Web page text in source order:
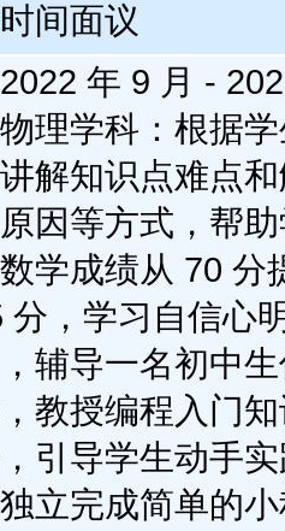
时间面议
年 9 月 -
理学科：根据
解知识点难点
因等方式，帮
学成绩从 70 分
分，学习自信心
辅导一名初中
教授编程入门
引导学生动手
立完成简单的